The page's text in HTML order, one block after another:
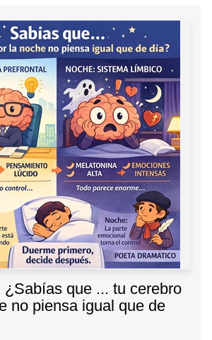
¿Sabías que ... tu cerebro
no piensa igual que de